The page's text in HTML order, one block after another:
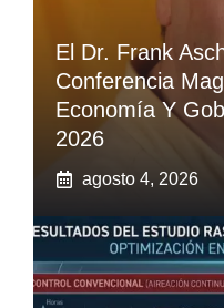
El Dr. Frank
Conferencia
Economía Y
2026
agosto 4, 2026